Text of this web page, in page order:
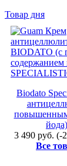
Товар дня
Biodato
3 490 руб. (-
Все